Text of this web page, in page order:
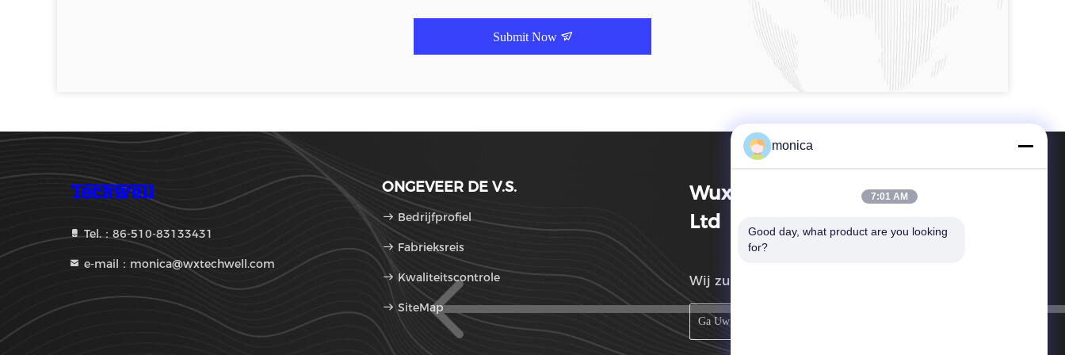
Submit Now
Tel.：86-510-83133431
e-mail：monica@wxtechwell.com
ONGEVEER DE V.S.
Bedrijfprofiel
Fabrieksreis
Kwaliteitscontrole
SiteMap
Wuxi Techwell Machinery Co.,
Ltd
Wij zullen aan u zo spoedig mogelijk terugkeren.
monica
7:01 AM
Good day, what product are you looking
for?